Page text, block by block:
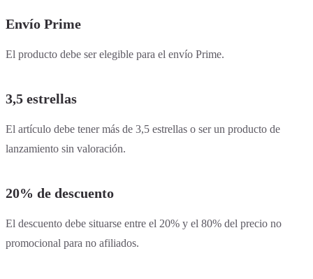
Envío Prime
El producto debe ser elegible para el envío Prime.
3,5 estrellas
El artículo debe tener más de 3,5 estrellas o ser un producto de
lanzamiento sin valoración.
20% de descuento
El descuento debe situarse entre el 20% y el 80% del precio no
promocional para no afiliados.